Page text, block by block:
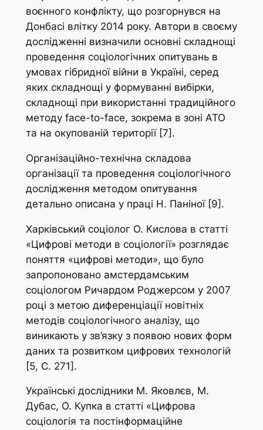
воєнного конфлікту, що розгорнувся на
Донбасі влітку 2014 року. Автори в своєму
дослідженні визначили основні складнощі
проведення соціологічних опитувань в
умовах гібридної війни в Україні, серед
яких складнощі у формуванні вибірки,
складнощі при використанні традиційного
методу face-to-face, зокрема в зоні АТО
та на окупованій території [7].
Організаційно-технічна складова
організації та проведення соціологічного
дослідження методом опитування
детально описана у праці Н. Паніної [9].
Харківський соціолог О. Кислова в статті
«Цифрові методи в соціології» розглядає
поняття «цифрові методи», що було
запропоновано амстердамським
соціологом Ричардом Роджерсом у 2007
році з метою диференціації новітніх
методів соціологічного аналізу, що
виникають у зв’язку з появою нових форм
даних та розвитком цифрових технологій
[5, С. 271].
Українські дослідники М. Яковлєв, М.
Дубас, О. Купка в статті «Цифрова
соціологія та постінформаційне